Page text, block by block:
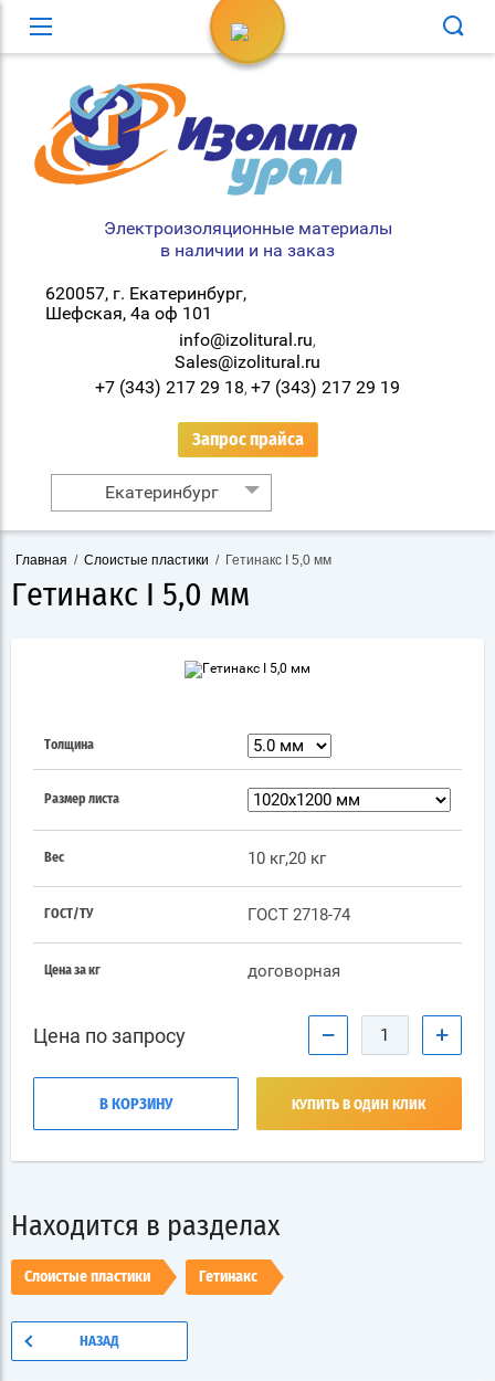
Вход в кабинет
Электроизоляционные материалы
в наличии и на заказ
620057, г. Екатеринбург,
Шефская, 4а оф 101
info@izolitural.ru,
Sales@izolitural.ru
+7 (343) 217 29 18, +7 (343) 217 29 19
Запрос прайса
Екатеринбург
Главная / Слоистые пластики / Гетинакс I 5,0 мм
Гетинакс I 5,0 мм
Толщина
Размер листа
Вес 10 кг,20 кг
ГОСТ/ТУ ГОСТ 2718-74
Цена за кг договорная
Цена по запросу − +
В КОРЗИНУ КУПИТЬ В ОДИН КЛИК
Находится в разделах
Слоистые пластики Гетинакс
НАЗАД